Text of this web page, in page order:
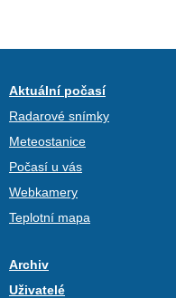
Aktuální počasí
Radarové snímky
Meteostanice
Počasí u vás
Webkamery
Teplotní mapa
Archiv
Uživatelé